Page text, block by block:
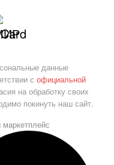
данные
с официальной
на обработку своих
покинуть наш сайт.